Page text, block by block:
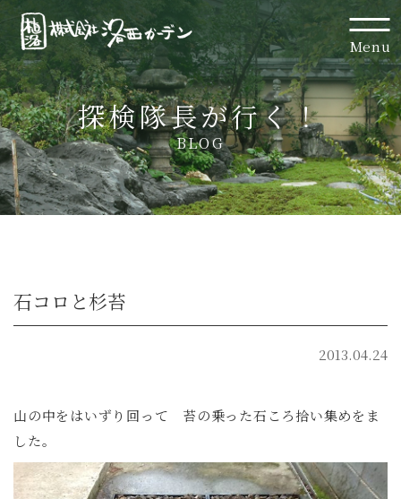
Menu
探検隊長が行く！
BLOG
石コロと杉苔
2013.04.24
山の中をはいずり回って 苔の乗った石ころ拾い集めをま
した。